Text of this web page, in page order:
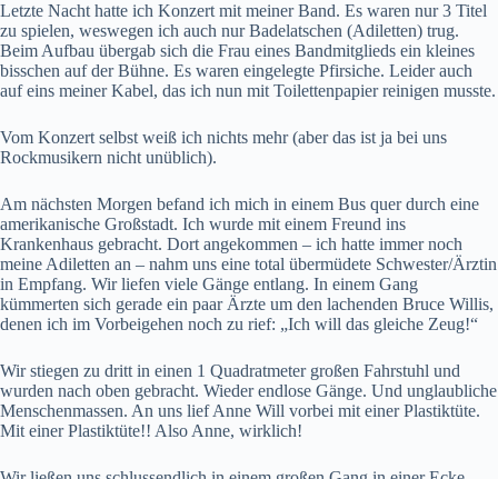
Letzte Nacht hatte ich Konzert mit meiner Band. Es waren nur 3 Titel
zu spielen, weswegen ich auch nur Badelatschen (Adiletten) trug.
Beim Aufbau übergab sich die Frau eines Bandmitglieds ein kleines
bisschen auf der Bühne. Es waren eingelegte Pfirsiche. Leider auch
auf eins meiner Kabel, das ich nun mit Toilettenpapier reinigen musste.
Vom Konzert selbst weiß ich nichts mehr (aber das ist ja bei uns
Rockmusikern nicht unüblich).
Am nächsten Morgen befand ich mich in einem Bus quer durch eine
amerikanische Großstadt. Ich wurde mit einem Freund ins
Krankenhaus gebracht. Dort angekommen – ich hatte immer noch
meine Adiletten an – nahm uns eine total übermüdete Schwester/Ärztin
in Empfang. Wir liefen viele Gänge entlang. In einem Gang
kümmerten sich gerade ein paar Ärzte um den lachenden Bruce Willis,
denen ich im Vorbeigehen noch zu rief: „Ich will das gleiche Zeug!“
Wir stiegen zu dritt in einen 1 Quadratmeter großen Fahrstuhl und
wurden nach oben gebracht. Wieder endlose Gänge. Und unglaubliche
Menschenmassen. An uns lief Anne Will vorbei mit einer Plastiktüte.
Mit einer Plastiktüte!! Also Anne, wirklich!